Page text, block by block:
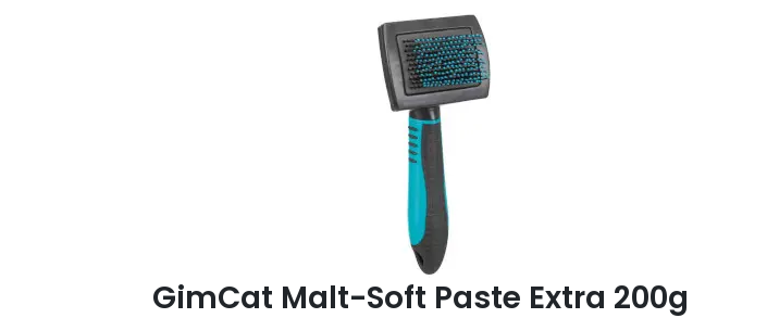
GimCat Malt-Soft Paste Extra 200g